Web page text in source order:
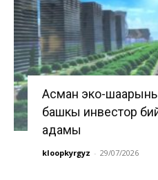
Асман эко-
башкы инвестор
адамы
kloopkyrgyz - 29/07/2026